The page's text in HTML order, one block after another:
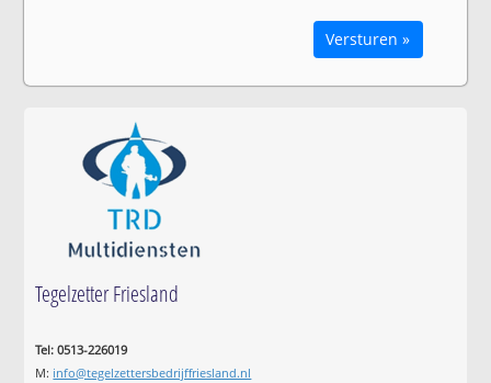
Versturen »
Tegelzetter Friesland
Tel: 0513-226019
M: info@tegelzettersbedrijffriesland.nl